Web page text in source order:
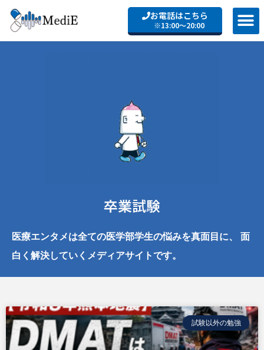
お電話はこちら
※13:00〜20:00
卒業試験
医療エンタメは全ての医学部学生の悩みを真面目に、
面
白く解決していくメディアサイトです。
試験以外の勉強